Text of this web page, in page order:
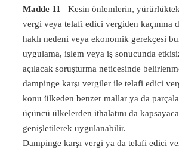
Madde 11– Kesin önlemlerin,
vergi veya telafi edici vergiden kaçınma
haklı nedeni veya ekonomik gerekçesi
uygulama, işlem veya iş sonucunda etkisiz
açılacak soruşturma neticesinde
dampinge karşı vergiler ile telafi edici
konu ülkeden benzer mallar ya da
üçüncü ülkelerden ithalatını da
genişletilerek uygulanabilir.
Dampinge karşı vergi ya da telafi edici